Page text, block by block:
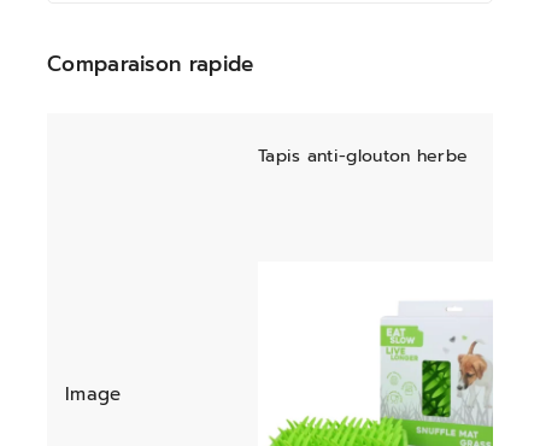
Comparaison rapide
Tapis anti-glouton herbe
Image